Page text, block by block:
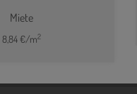
Miete
8,84 €/m2